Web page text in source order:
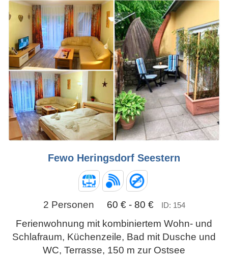
Fewo Heringsdorf Seestern
2 Personen 60 € - 80 € ID: 154
Ferienwohnung mit kombiniertem Wohn- und
Schlafraum, Küchenzeile, Bad mit Dusche und
WC, Terrasse, 150 m zur Ostsee